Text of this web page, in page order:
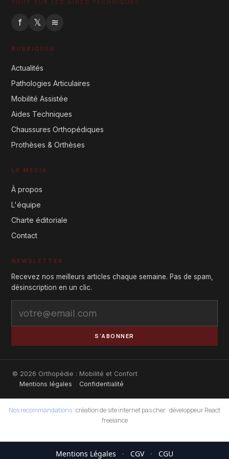
TOUT SUR LES AIDES TECHNIQUES
f 𝕏 ≋
RUBRIQUES
Actualités
Pathologies Articulaires
Mobilité Assistée
Aides Techniques
Chaussures Orthopédiques
Prothèses & Orthèses
LE MÉDIA
À propos
L'équipe
Charte éditoriale
Contact
NEWSLETTER
Recevez nos meilleurs articles chaque semaine. Pas de spam,
désinscription en un clic.
S'ABONNER
© 2026 Orthopédie : Mobilité et Confort
Mentions légales
Confidentialité
Nos recommandations :création de site internet pas cher·développeur React
freelance
Mentions Légales · CGV · CGU